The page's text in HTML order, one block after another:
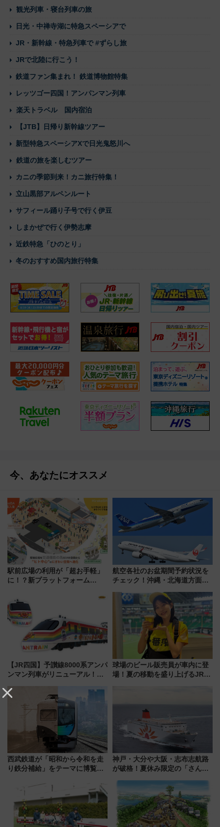
観光列車・寝台列車の旅
日光・中禅寺湖に特急スペーシアで
JR・新幹線・特急列車で #ずらし旅
JRで北陸に行こう！
鉄道ファン集まれ！ 鉄道博物館特集
レッツゴー四国！アンパンマン列車
楽天トラベル 国内宿泊
【JTB】日帰り新幹線ツアー
新型特急スペーシアXで日光鬼怒川へ
鉄道の旅を楽しむツアー
カニの季節到来！カニ旅行特集！
立山黒部アルペンルート
サフィール踊り子号で行く伊豆
しまかぜで行く伊勢志摩
近鉄特急「ひのとり」
冬のおすすめ国内旅行特集
今、あなたにオススメ
駅前広場の利用が「超お手軽」
に！？新プラットフォーム
マホで簡単申請 物販や演奏会な
どに【JR東日本】
航空各社のお盆期間予約状況を
チェック！沖縄・北海道方面は
日は？
【JR四国】予讃線8000系アンパ
ンマン列車がリニューアル！内
今年12月
球場のビール販売員が車内に登
場！夏の移動を盛り上げるJR九
西武鉄道が「昭和から令和を走
り鉄分補給」をテーマに博覧会
14日から 新車両「トキイロ」体
験ブースも アクセスや申込方法
を解説
神戸・大分や大阪・志布志航路
が破格！夏休み限定の「さんふ
ート 夕朝食ビュッフェ付きで
快適な船旅はいかが？